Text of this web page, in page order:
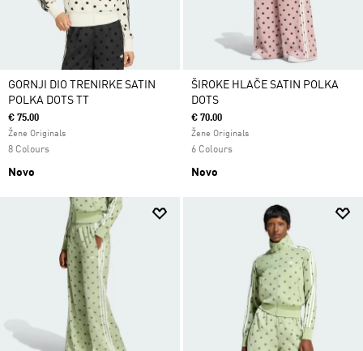
GORNJI DIO TRENIRKE SATIN
POLKA DOTS TT
€ 75.00
Žene Originals
8 Colours
Novo
ŠIROKE HLAČE SATIN POLKA
DOTS
€ 70.00
Žene Originals
6 Colours
Novo